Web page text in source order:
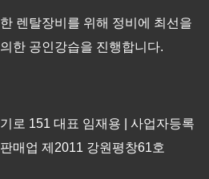
렌탈장비를 위해 정비에 최선을
한 공인강습을 진행합니다.
로 151 대표 임재용 | 사업자등록
매업 제2011 강원평창61호